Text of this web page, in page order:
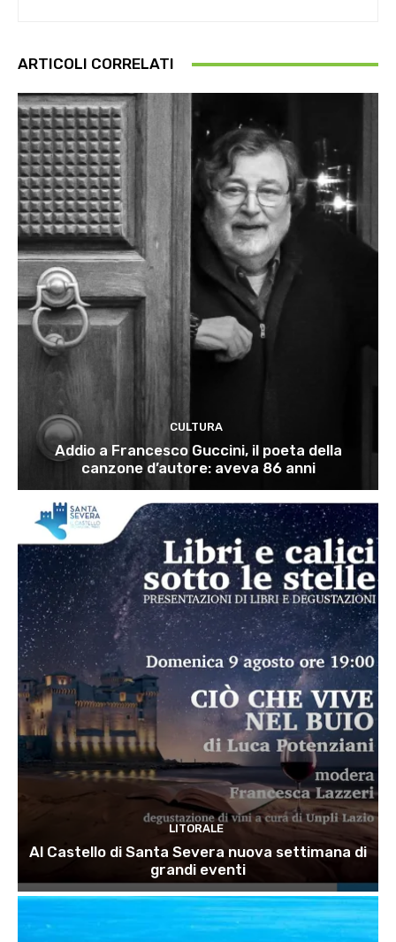
ARTICOLI CORRELATI
CULTURA
Addio a Francesco Guccini, il poeta della
canzone d’autore: aveva 86 anni
LITORALE
Al Castello di Santa Severa nuova settimana di
grandi eventi